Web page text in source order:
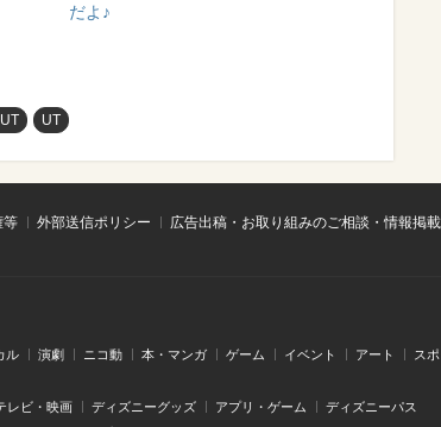
だよ♪
UT
等 外部送信ポリシー
広告出稿・お取り組みのご相談・情報掲
ル 演劇 ニコ動 本・マンガ ゲーム イベント アート ス
レビ・映画 ディズニーグッズ アプリ・ゲーム ディズニーパス